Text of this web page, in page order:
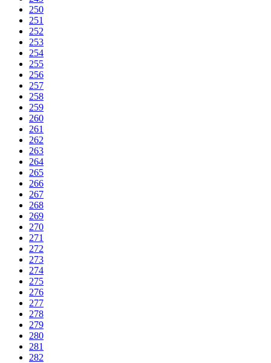
250
251
252
253
254
255
256
257
258
259
260
261
262
263
264
265
266
267
268
269
270
271
272
273
274
275
276
277
278
279
280
281
282